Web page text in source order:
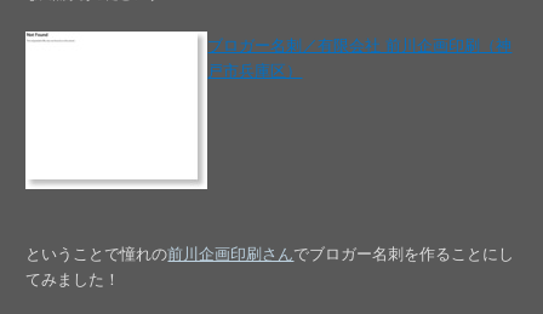
ブロガー名刺／有限会社 前川企画印刷（神
戸市兵庫区）
ということで憧れの前川企画印刷さんでブロガー名刺を作ることにし
てみました！